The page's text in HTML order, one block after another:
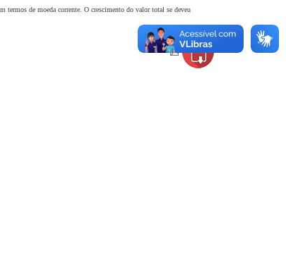
termos de moeda corrente. O crescimento do valor total se deveu